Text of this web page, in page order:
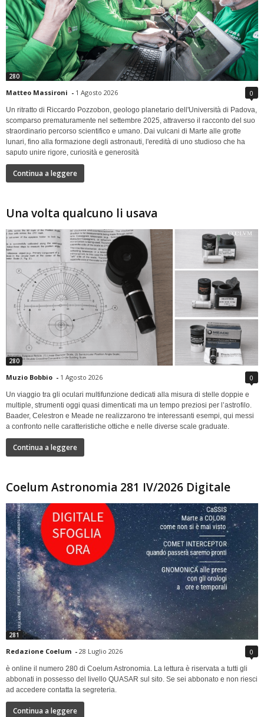
280
Matteo Massironi - 1 Agosto 2026 0
Un ritratto di Riccardo Pozzobon, geologo planetario dell'Università di Padova,
scomparso prematuramente nel settembre 2025, attraverso il racconto del suo
straordinario percorso scientifico e umano. Dai vulcani di Marte alle grotte
lunari, fino alla formazione degli astronauti, l'eredità di uno studioso che ha
saputo unire rigore, curiosità e generosità
Continua a leggere
Una volta qualcuno li usava
280
Muzio Bobbio - 1 Agosto 2026 0
Un viaggio tra gli oculari multifunzione dedicati alla misura di stelle doppie e
multiple, strumenti oggi quasi dimenticati ma un tempo preziosi per l’astrofilo.
Baader, Celestron e Meade ne realizzarono tre interessanti esempi, qui messi
a confronto nelle caratteristiche ottiche e nelle diverse scale graduate.
Continua a leggere
Coelum Astronomia 281 IV/2026 Digitale
281
Redazione Coelum - 28 Luglio 2026 0
è online il numero 280 di Coelum Astronomia. La lettura è riservata a tutti gli
abbonati in possesso del livello QUASAR sul sito. Se sei abbonato e non riesci
ad accedere contatta la segreteria.
Continua a leggere